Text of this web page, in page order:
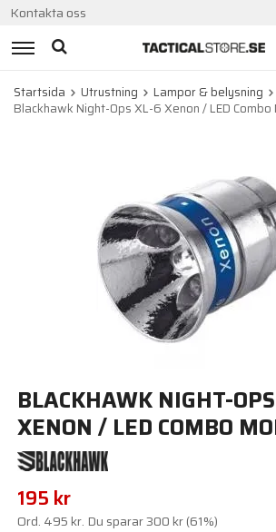
Kontakta oss
Startsida Utrustning Lampor & belysning
Blackhawk Night-Ops XL-6 Xenon / LED Combo
BLACKHAWK NIGHT-
XENON / LED COMBO
195 kr
Ord. 495 kr. Du sparar300 kr(61%)